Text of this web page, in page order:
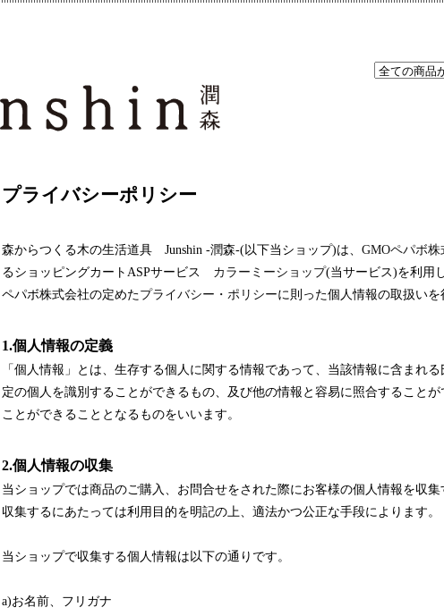
プライバシーポリシー
森からつくる木の生活道具 Junshin -潤森-(以下当ショップ)は、 GMOペパボ株
るショッピングカートASPサービス カラーミーショップ(当サービス)を利用
ペパボ株式会社の定めたプライバシー・ポリシーに則った個人情報の取扱いを
1.個人情報の定義
「個人情報」とは、生存する個人に関する情報であって、当該情報に含まれ
定の個人を識別することができるもの、及び他の情報と容易に照合すること
ことができることとなるものをいいます。
2.個人情報の収集
当ショップでは商品のご購入、お問合せをされた際にお客様の個人情報を収集
収集するにあたっては利用目的を明記の上、適法かつ公正な手段によります。
当ショップで収集する個人情報は以下の通りです。
a)お名前、フリガナ